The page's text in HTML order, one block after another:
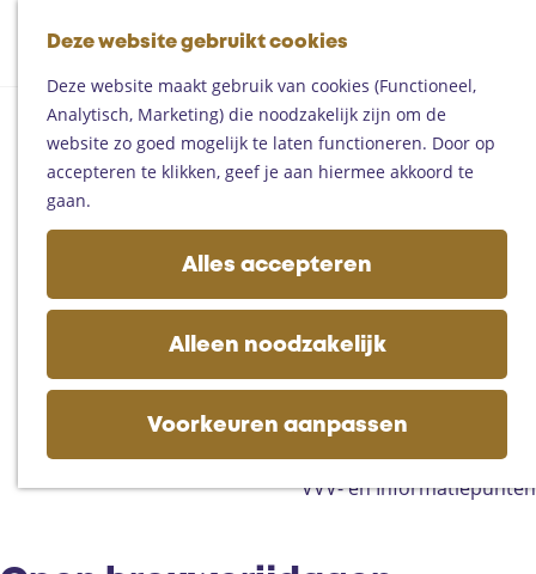
Deze website gebruikt cookies
Deze website maakt gebruik van cookies (Functioneel,
Analytisch, Marketing) die noodzakelijk zijn om de
website zo goed mogelijk te laten functioneren. Door op
accepteren te klikken, geef je aan hiermee akkoord te
gaan.
Alles accepteren
Alleen noodzakelijk
Voorkeuren aanpassen
a
n
a
a
r
e
h
m
e
a
g
e
M
e
n
u
K
a
a
r
t
Z
o
e
k
e
Mountainbiken
Toproutes
De regio
Someren
Asten
Deurne
Laarbeek
Plan je bezoek
Bijzonder overnachten
Zakelijk bezoek
VVV- en Informatiepunten